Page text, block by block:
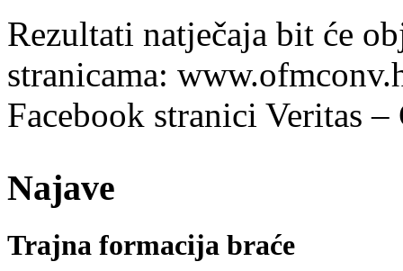
Rezultati natječaja bit će
stranicama:
Facebook stranici Veritas
Najave
Trajna formacija braće